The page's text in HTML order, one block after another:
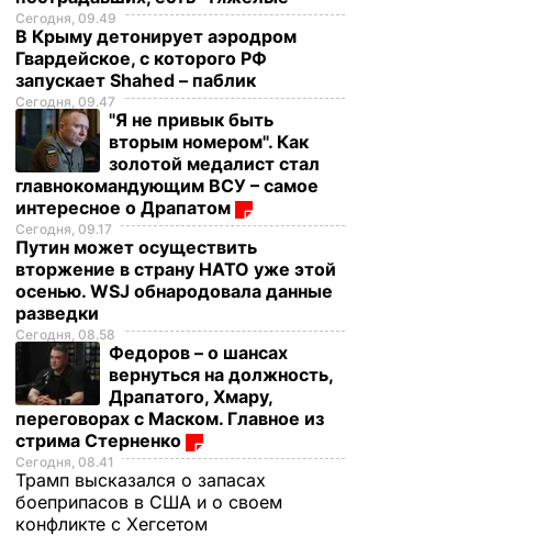
Сегодня, 09.49
В Крыму детонирует аэродром
Гвардейское, с которого РФ
запускает Shahed – паблик
Сегодня, 09.47
"Я не привык быть
вторым номером". Как
золотой медалист стал
главнокомандующим ВСУ – самое
интересное о Драпатом
Сегодня, 09.17
Путин может осуществить
вторжение в страну НАТО уже этой
осенью. WSJ обнародовала данные
разведки
Сегодня, 08.58
Федоров – о шансах
вернуться на должность,
Драпатого, Хмару,
переговорах с Маском. Главное из
стрима Стерненко
Сегодня, 08.41
Трамп высказался о запасах
боеприпасов в США и о своем
конфликте с Хегсетом